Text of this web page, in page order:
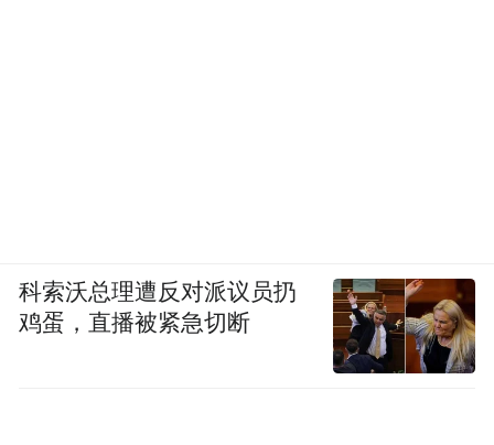
科索沃总理遭反对派议员扔
鸡蛋，直播被紧急切断